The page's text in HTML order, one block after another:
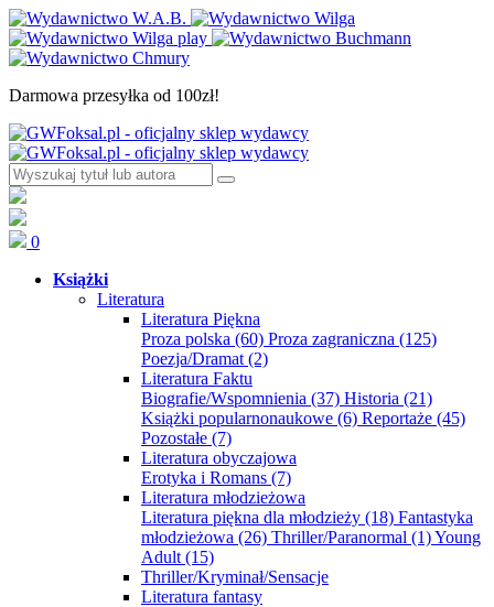
Darmowa przesyłka od 100zł!
0
Książki
Literatura
Literatura Piękna
Proza polska (60) Proza zagraniczna (125)
Poezja/Dramat (2)
Literatura Faktu
Biografie/Wspomnienia (37) Historia (21)
Książki popularnonaukowe (6) Reportaże (45)
Pozostałe (7)
Literatura obyczajowa
Erotyka i Romans (7)
Literatura młodzieżowa
Literatura piękna dla młodzieży (18) Fantastyka
młodzieżowa (26) Thriller/Paranormal (1)Young
Adult (15)
Thriller/Kryminał/Sensacje
Literatura fantasy